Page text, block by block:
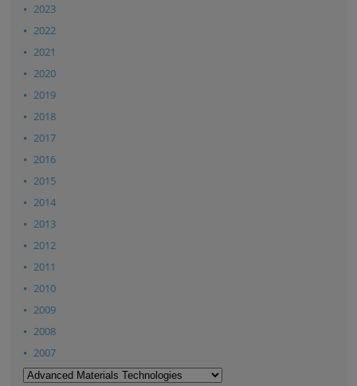
2023
2022
2021
2020
2019
2018
2017
2016
2015
2014
2013
2012
2011
2010
2009
2008
2007